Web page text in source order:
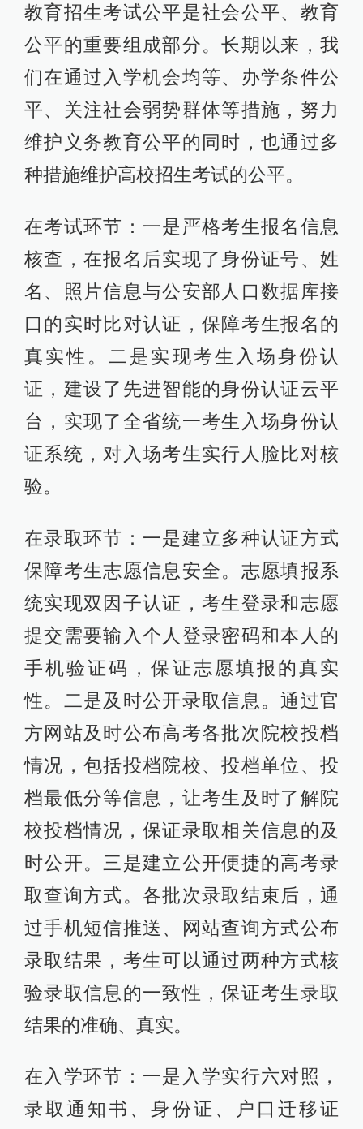
教育招生考试公平是社会公平、教育
公平的重要组成部分。长期以来，我
们在通过入学机会均等、办学条件公
平、关注社会弱势群体等措施，努力
维护义务教育公平的同时，也通过多
种措施维护高校招生考试的公平。
在考试环节：一是严格考生报名信息
核查，在报名后实现了身份证号、姓
名、照片信息与公安部人口数据库接
口的实时比对认证，保障考生报名的
真实性。二是实现考生入场身份认
证，建设了先进智能的身份认证云平
台，实现了全省统一考生入场身份认
证系统，对入场考生实行人脸比对核
验。
在录取环节：一是建立多种认证方式
保障考生志愿信息安全。志愿填报系
统实现双因子认证，考生登录和志愿
提交需要输入个人登录密码和本人的
手机验证码，保证志愿填报的真实
性。二是及时公开录取信息。通过官
方网站及时公布高考各批次院校投档
情况，包括投档院校、投档单位、投
档最低分等信息，让考生及时了解院
校投档情况，保证录取相关信息的及
时公开。三是建立公开便捷的高考录
取查询方式。各批次录取结束后，通
过手机短信推送、网站查询方式公布
录取结果，考生可以通过两种方式核
验录取信息的一致性，保证考生录取
结果的准确、真实。
在入学环节：一是入学实行六对照，
录取通知书、身份证、户口迁移证